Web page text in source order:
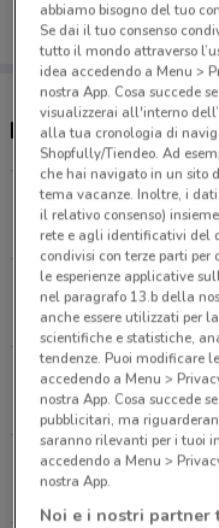
Negozi Caffitaly
Via Ugo De
2.4 km
Via Tolemaide
2.7 km
Viale Degli
3.2 km
Via Dei Prefetti
3.7 km
abbiamo bisogno del tuo
Se dai il tuo consenso
tutto il mondo attraverso
idea accedendo a Menu >
nostra App. Cosa succede
visualizzerai all'interno
alla tua cronologia di
Shopfully/Tiendeo. Ad
che hai navigato in un sito
tema vacanze. Inoltre, i
il relativo consenso)
rete e agli identificativi del
condivisi con terze parti
le esperienze applicative
nel paragrafo 13.b della
anche essere utilizzati per
scientifiche e statistiche,
tendenze. Puoi modificare
accedendo a Menu >
nostra App. Cosa succede
pubblicitari, ma
saranno rilevanti per i tuoi
accedendo a Menu >
nostra App.
Noi e i nostri